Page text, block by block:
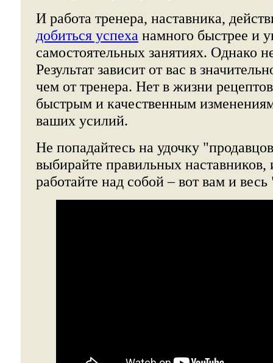
И работа тренера, наставника,
добиться успеха намного быстрее и
самостоятельных занятиях. Однако
Результат зависит от вас в
чем от тренера. Нет в жизни
быстрым и качественным
ваших усилий.
Не попадайтесь на удочку
выбирайте правильных наставников,
работайте над собой – вот вам и